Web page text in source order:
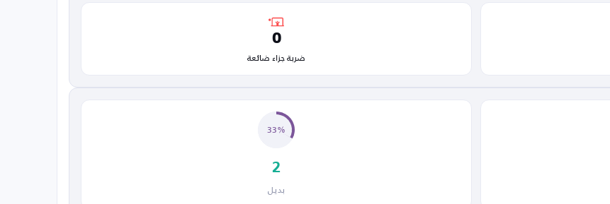
0
ضربة جزاء ضائعة
33%
2
بديل